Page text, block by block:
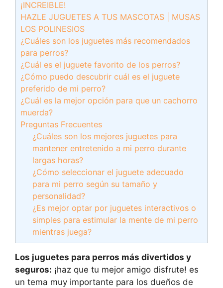
¡INCREIBLE!
HAZLE JUGUETES A TUS MASCOTAS | MUSAS
LOS POLINESIOS
¿Cuáles son los juguetes más recomendados
para perros?
¿Cuál es el juguete favorito de los perros?
¿Cómo puedo descubrir cuál es el juguete
preferido de mi perro?
¿Cuál es la mejor opción para que un cachorro
muerda?
Preguntas Frecuentes
¿Cuáles son los mejores juguetes para
mantener entretenido a mi perro durante
largas horas?
¿Cómo seleccionar el juguete adecuado
para mi perro según su tamaño y
personalidad?
¿Es mejor optar por juguetes interactivos o
simples para estimular la mente de mi perro
mientras juega?
Los juguetes para perros más divertidos y
seguros: ¡haz que tu mejor amigo disfrute! es
un tema muy importante para los dueños de